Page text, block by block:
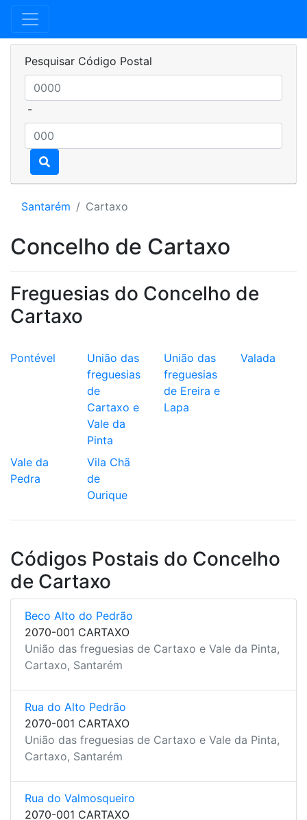
Pesquisar Código Postal
-
Santarém Cartaxo
Concelho de Cartaxo
Freguesias do Concelho de
Cartaxo
Pontével
União das
freguesias
de
Cartaxo e
Vale da
Pinta
União das
freguesias
de Ereira e
Lapa
Valada
Vale da
Pedra
Vila Chã
de
Ourique
Códigos Postais do Concelho
de Cartaxo
Beco Alto do Pedrão
2070-001 CARTAXO
União das freguesias de Cartaxo e Vale da Pinta,
Cartaxo, Santarém
Rua do Alto Pedrão
2070-001 CARTAXO
União das freguesias de Cartaxo e Vale da Pinta,
Cartaxo, Santarém
Rua do Valmosqueiro
2070-001 CARTAXO